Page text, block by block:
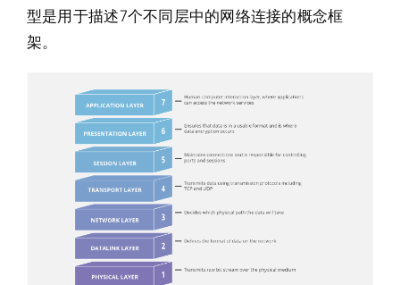
型是用于描述7个不同层中的网络连接的概念框
架。